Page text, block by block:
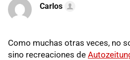
Carlos
Como muchas otras veces, no
sino recreaciones de